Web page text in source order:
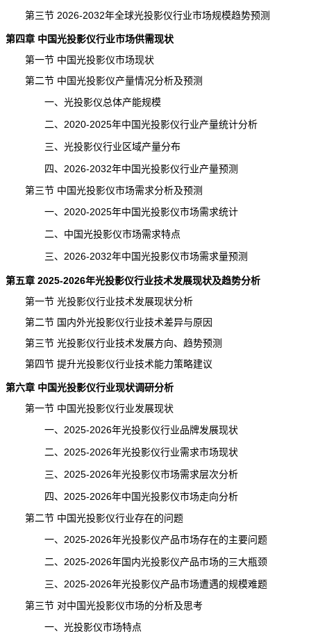
第三节 2026-2032年全球光投影仪行业市场规模趋势预测
第四章 中国光投影仪行业市场供需现状
第一节 中国光投影仪市场现状
第二节 中国光投影仪产量情况分析及预测
一、光投影仪总体产能规模
二、2020-2025年中国光投影仪行业产量统计分析
三、光投影仪行业区域产量分布
四、2026-2032年中国光投影仪行业产量预测
第三节 中国光投影仪市场需求分析及预测
一、2020-2025年中国光投影仪市场需求统计
二、中国光投影仪市场需求特点
三、2026-2032年中国光投影仪市场需求量预测
第五章 2025-2026年光投影仪行业技术发展现状及趋势分析
第一节 光投影仪行业技术发展现状分析
第二节 国内外光投影仪行业技术差异与原因
第三节 光投影仪行业技术发展方向、趋势预测
第四节 提升光投影仪行业技术能力策略建议
第六章 中国光投影仪行业现状调研分析
第一节 中国光投影仪行业发展现状
一、2025-2026年光投影仪行业品牌发展现状
二、2025-2026年光投影仪行业需求市场现状
三、2025-2026年光投影仪市场需求层次分析
四、2025-2026年中国光投影仪市场走向分析
第二节 中国光投影仪行业存在的问题
一、2025-2026年光投影仪产品市场存在的主要问题
二、2025-2026年国内光投影仪产品市场的三大瓶颈
三、2025-2026年光投影仪产品市场遭遇的规模难题
第三节 对中国光投影仪市场的分析及思考
一、光投影仪市场特点